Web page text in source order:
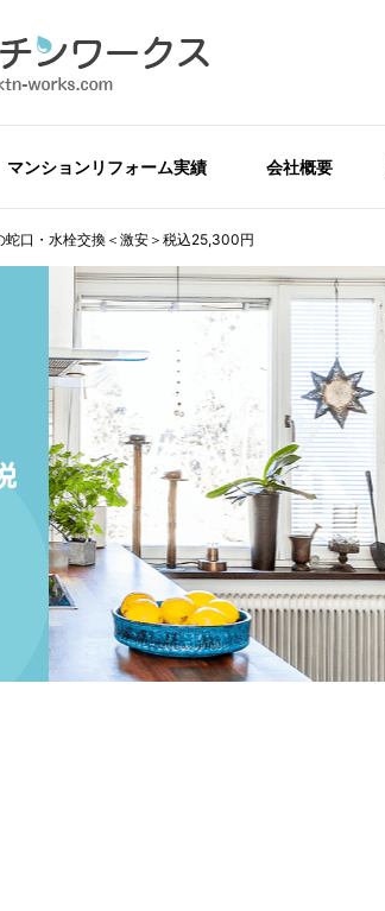
マンションリフォーム実績 会社概要
口・水栓交換＜激安＞税込25,300円